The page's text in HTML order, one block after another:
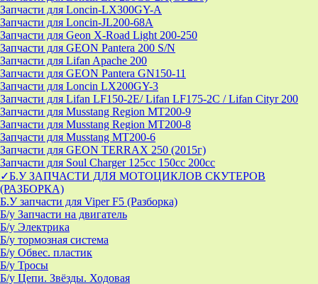
Запчасти для Loncin-LX300GY-A
Запчасти для Loncin-JL200-68A
Запчасти для Geon X-Road Light 200-250
Запчасти для GEON Pantera 200 S/N
Запчасти для Lifan Apache 200
Запчасти для GEON Pantera GN150-11
Запчасти для Loncin LX200GY-3
Запчасти для Lifan LF150-2E/ Lifan LF175-2C / Lifan Cityr 200
Запчасти для Musstang Region MT200-9
Запчасти для Musstang Region MT200-8
Запчасти для Musstang MT200-6
Запчасти для GEON TERRAX 250 (2015г)
Запчасти для Soul Charger 125сс 150cc 200сс
✓Б.У ЗАПЧАСТИ ДЛЯ МОТОЦИКЛОВ СКУТЕРОВ
(РАЗБОРКА)
Б.У запчасти для Viper F5 (Разборка)
Б/у Запчасти на двигатель
Б/у Электрика
Б/у тормозная система
Б/у Обвес. пластик
Б/у Тросы
Б/у Цепи. Звёзды. Ходовая